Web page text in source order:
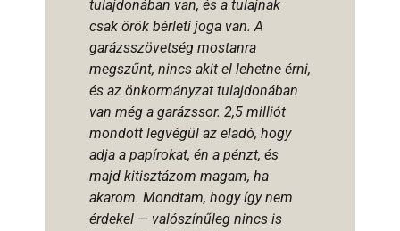
tulajdonában van, és a tulajnak
csak örök bérleti joga van. A
garázsszövetség mostanra
megszűnt, nincs akit el lehetne érni,
és az önkormányzat tulajdonában
van még a garázssor. 2,5 milliót
mondott legvégül az eladó, hogy
adja a papírokat, én a pénzt, és
majd kitisztázom magam, ha
akarom. Mondtam, hogy így nem
érdekel — valószínűleg nincs is